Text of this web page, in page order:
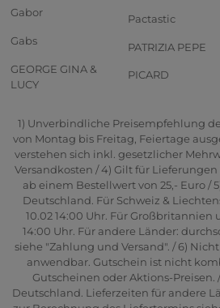
Gabor
Gabs
GEORGE GINA &
LUCY
Pactastic
PATRIZIA PEPE
PICARD
1) Unverbindliche Preisempfehlung
von Montag bis Freitag, Feiertage
verstehen sich inkl. gesetzlicher
Versandkosten / 4) Gilt für
ab einem Bestellwert von 25,- Euro /
Deutschland. Für Schweiz &
10.02 14:00 Uhr. Für Großbritannien
14:00 Uhr. Für andere Länder:
siehe "Zahlung und Versand". / 6)
anwendbar. Gutschein ist nicht
Gutscheinen oder Aktions-Preisen.
Deutschland. Lieferzeiten für andere